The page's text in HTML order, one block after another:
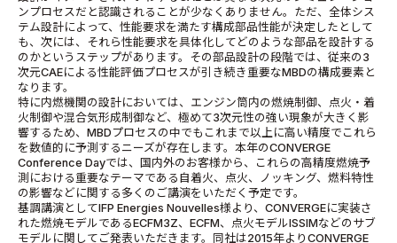
ンプロセスだと認識されることが少なくありません。ただ、全体シス
テム設計によって、性能要求を満たす構成部品性能が決定したとして
も、次には、それら性能要求を具体化してどのような部品を設計する
のかというステップがあります。その部品設計の段階では、従来の3
次元CAEによる性能評価プロセスが引き続き重要なMBDの構成要素と
なります。
特に内燃機関の設計においては、エンジン筒内の燃焼制御、点火・着
火制御や混合気形成制御など、極めて3次元性の強い現象が大きく影
響するため、MBDプロセスの中でもこれまで以上に高い精度でこれら
を数値的に予測するニーズが存在します。本年のCONVERGE
Conference Dayでは、国内外のお客様から、これらの高精度燃焼予
測における重要なテーマである自着火、点火、ノッキング、燃料特性
の影響などに関する多くのご講演をいただく予定です。
基調講演としてIFP Energies Nouvelles様より、CONVERGEに実装さ
れた燃焼モデルであるECFM3Z、ECFM、点火モデルISSIMなどのサブ
モデルに関してご発表いただきます。同社は2015年よりCONVERGE